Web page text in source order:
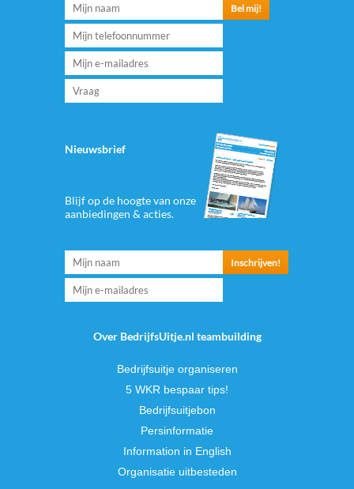
Nieuwsbrief
Blijf op de hoogte van onze
aanbiedingen & acties.
Over BedrijfsUitje.nl teambuilding
Bedrijfsuitje organiseren
5 WKR bespaar tips!
Bedrijfsuitjebon
Persinformatie
Information in English
Organisatie uitbesteden